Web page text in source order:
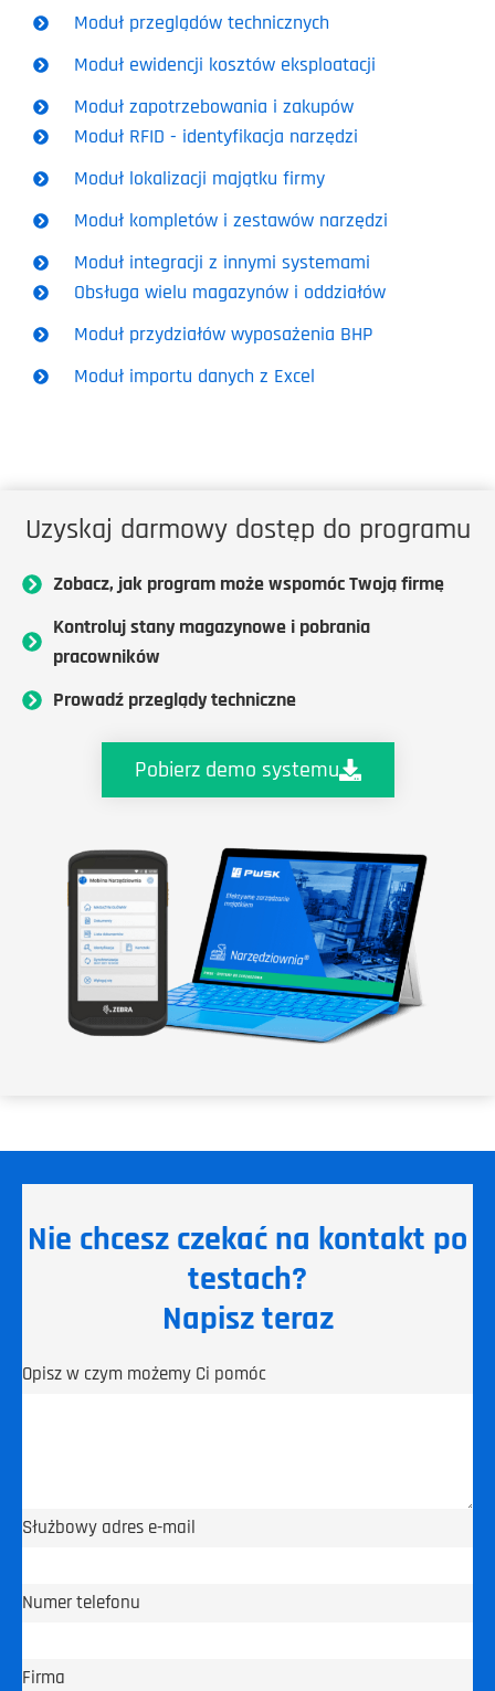
Moduł przeglądów technicznych
Moduł ewidencji kosztów eksploatacji
Moduł zapotrzebowania i zakupów
Moduł RFID - identyfikacja narzędzi
Moduł lokalizacji majątku firmy
Moduł kompletów i zestawów narzędzi
Moduł integracji z innymi systemami
Obsługa wielu magazynów i oddziałów
Moduł przydziałów wyposażenia BHP
Moduł importu danych z Excel
Uzyskaj darmowy dostęp do programu
Zobacz, jak program może wspomóc Twoją firmę
Kontroluj stany magazynowe i pobrania
pracowników
Prowadź przeglądy techniczne
Pobierz demo systemu
Nie chcesz czekać na kontakt po
testach?
Napisz teraz
Opisz w czym możemy Ci pomóc
Służbowy adres e-mail
Numer telefonu
Firma